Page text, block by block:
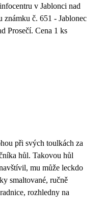
v Jablonci nad
známku č. 651 - Jablonec
Prosečí. Cena 1 ks
při svých toulkách za
hůl. Takovou hůl
mu může leckdo
smaltované, ručně
rozhledny na